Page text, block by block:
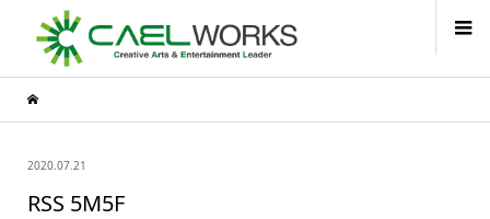
2020.07.21
RSS 5M5F